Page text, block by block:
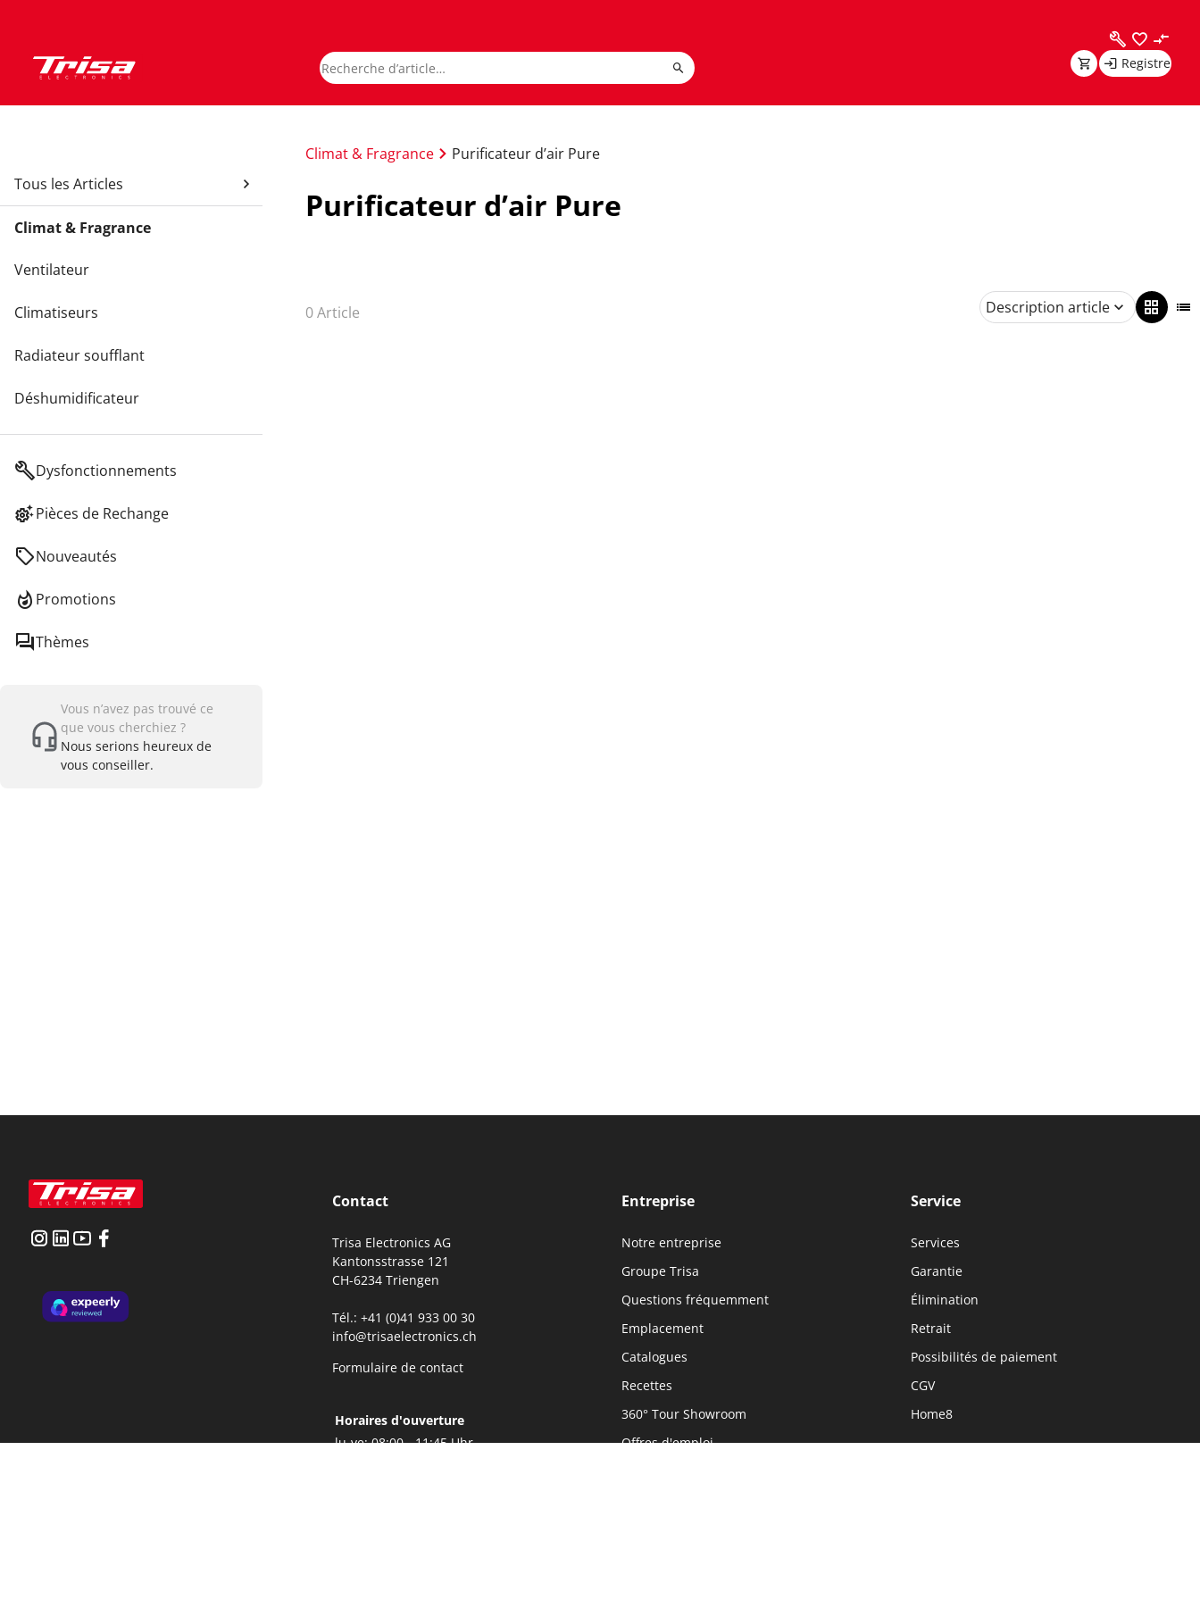
Registre
Tous les Articles
Climat & Fragrance
Ventilateur
Climatiseurs
Radiateur soufflant
Déshumidificateur
Dysfonctionnements
Pièces de Rechange
Nouveautés
Promotions
Thèmes
Vous n’avez pas trouvé ce
que vous cherchiez ?
Nous serions heureux de
vous conseiller.
Climat & Fragrance Purificateur d’air Pure
Purificateur d’air Pure
0 Article Description article
Contact
Trisa Electronics AG
Kantonsstrasse 121
CH-6234 Triengen
Tél.: +41 (0)41 933 00 30
info@trisaelectronics.ch
Formulaire de contact
Horaires d'ouverture
lu-ve: 08:00 - 11:45 Uhr
Entreprise
Notre entreprise
Groupe Trisa
Questions fréquemment
Emplacement
Catalogues
Recettes
360° Tour Showroom
Offres d'emploi
Service
Services
Garantie
Élimination
Retrait
Possibilités de paiement
CGV
Home8